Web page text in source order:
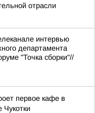
отрасли
интервью
департамента
"Точка сборки"//
первое кафе в
Чукотки